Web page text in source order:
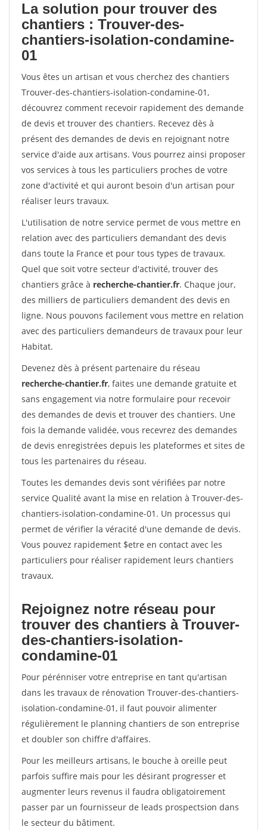
La solution pour trouver des
chantiers : Trouver-des-
chantiers-isolation-condamine-
01
Vous êtes un artisan et vous cherchez des chantiers
Trouver-des-chantiers-isolation-condamine-01,
découvrez comment recevoir rapidement des demande
de devis et trouver des chantiers. Recevez dès à
présent des demandes de devis en rejoignant notre
service d'aide aux artisans. Vous pourrez ainsi proposer
vos services à tous les particuliers proches de votre
zone d'activité et qui auront besoin d'un artisan pour
réaliser leurs travaux.
L'utilisation de notre service permet de vous mettre en
relation avec des particuliers demandant des devis
dans toute la France et pour tous types de travaux.
Quel que soit votre secteur d'activité, trouver des
chantiers grâce à recherche-chantier.fr. Chaque jour,
des milliers de particuliers demandent des devis en
ligne. Nous pouvons facilement vous mettre en relation
avec des particuliers demandeurs de travaux pour leur
Habitat.
Devenez dès à présent partenaire du réseau
recherche-chantier.fr, faites une demande gratuite et
sans engagement via notre formulaire pour recevoir
des demandes de devis et trouver des chantiers. Une
fois la demande validée, vous recevrez des demandes
de devis enregistrées depuis les plateformes et sites de
tous les partenaires du réseau.
Toutes les demandes devis sont vérifiées par notre
service Qualité avant la mise en relation à Trouver-des-
chantiers-isolation-condamine-01. Un processus qui
permet de vérifier la véracité d'une demande de devis.
Vous pouvez rapidement $etre en contact avec les
particuliers pour réaliser rapidement leurs chantiers
travaux.
Rejoignez notre réseau pour
trouver des chantiers à Trouver-
des-chantiers-isolation-
condamine-01
Pour pérénniser votre entreprise en tant qu'artisan
dans les travaux de rénovation Trouver-des-chantiers-
isolation-condamine-01, il faut pouvoir alimenter
régulièrement le planning chantiers de son entreprise
et doubler son chiffre d'affaires.
Pour les meilleurs artisans, le bouche à oreille peut
parfois suffire mais pour les désirant progresser et
augmenter leurs revenus il faudra obligatoirement
passer par un fournisseur de leads prospectsion dans
le secteur du bâtiment.